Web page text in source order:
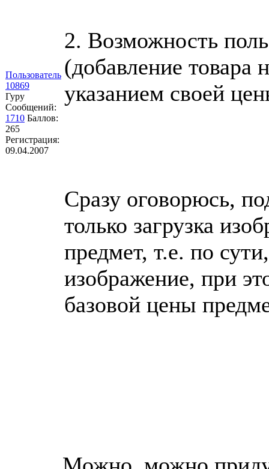
Пользователь
10869
Гуру
Сообщений:
1710 Баллов:
265
Регистрация:
09.04.2007
2. Возможность
(добавление товара
указанием своей
Сразу оговорюсь,
только загрузка
предмет, т.е. по
изображение, при
базовой цены